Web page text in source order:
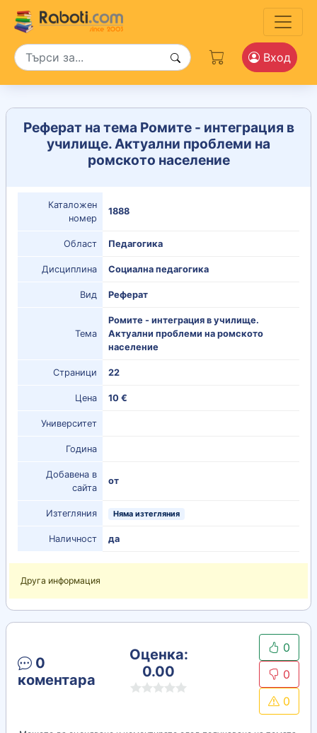
Вход
Реферат на тема Ромите - интеграция в
училище. Актуални проблеми на
ромското население
Каталожен
номер
1888
Област Педагогика
Дисциплина Социална педагогика
Вид Реферат
Тема
Ромите - интеграция в училище.
Актуални проблеми на ромското
население
Страници 22
Цена 10 €
Университет
Година
Добавена в
сайта
от
Изтегляния Няма изтегляния
Наличност да
Друга информация
0
коментара
Оценка:
0.00
0
0
0